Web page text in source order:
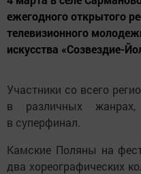
ежегодного открытого
телевизионного
искусства «Созвездие-
Участники со всего
в различных
в суперфинал.
Камские Поляны на
два хореографических